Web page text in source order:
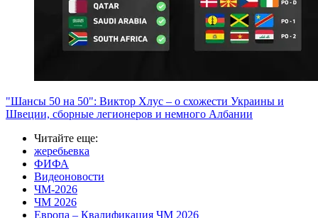
"Шансы 50 на 50": Виктор Хлус – о схожести Украины и
Швеции, сборные легионеров и немного Албании
Читайте еще:
жеребьевка
ФИФА
Видеоновости
ЧМ-2026
ЧМ 2026
Европа – Квалификация ЧМ 2026